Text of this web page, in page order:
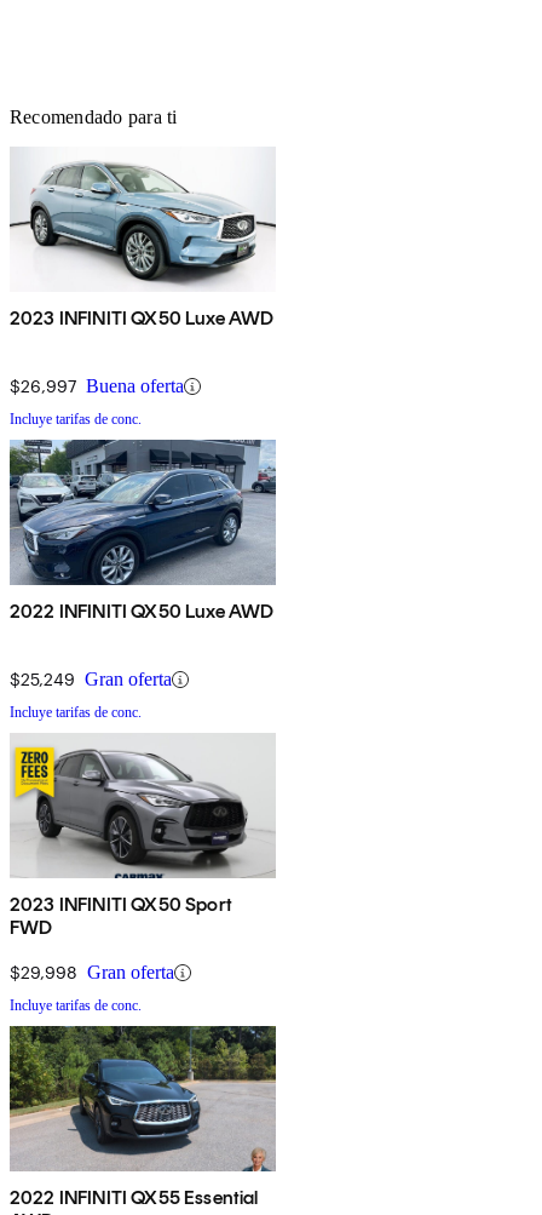
Recomendado para ti
2023 INFINITI QX50 Luxe AWD
$26,997 Buena oferta
Incluye tarifas de conc.
2022 INFINITI QX50 Luxe AWD
$25,249 Gran oferta
Incluye tarifas de conc.
2023 INFINITI QX50 Sport
FWD
$29,998 Gran oferta
Incluye tarifas de conc.
2022 INFINITI QX55 Essential